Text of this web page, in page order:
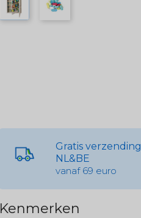
Gratis verzending
NL&BE
vanaf 69 euro
Kenmerken